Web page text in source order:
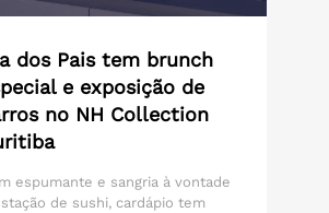
dos Pais tem brunch
e exposição de
no NH Collection
espumante e sangria à vontade
de sushi, cardápio tem